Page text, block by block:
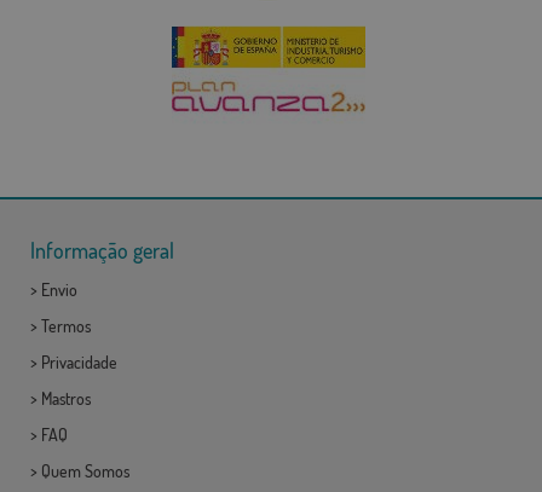
Informação geral
> Envio
> Termos
> Privacidade
> Mastros
> FAQ
> Quem Somos